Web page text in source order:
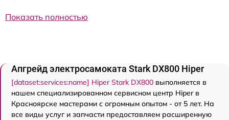
Показать полностью
Апгрейд электросамоката Stark DX800 Hiper
[dataset:services:name] Hiper Stark DX800 выполняется в
нашем специализированном сервисном центр Hiper в
Красноярске мастерами с огромным опытом - от 5 лет. На
все виды услуг и запчасти предоставляем расширенную